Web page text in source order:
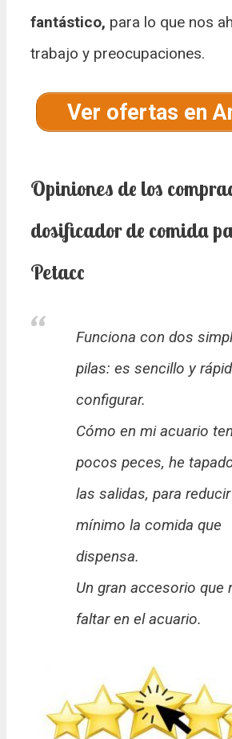
fantástico, para lo que nos
trabajo y preocupaciones.
Ver ofertas en
Opiniones de los
dosificador de comida
Petacc
Funciona con dos
pilas: es sencillo y
configurar.
Cómo en mi acuario
pocos peces, he
las salidas, para
mínimo la comida que
dispensa.
Un gran accesorio que
faltar en el acuario.